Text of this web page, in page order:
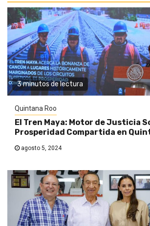
3 minutos de lectura
Quintana Roo
El Tren Maya: Motor de Justicia
Prosperidad Compartida en
agosto 5, 2024